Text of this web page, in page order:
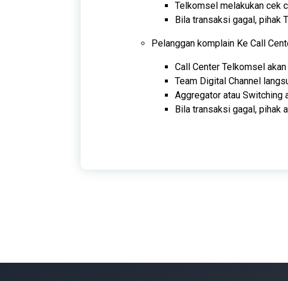
Telkomsel melakukan cek
Bila transaksi gagal, pihak
Pelanggan komplain Ke Call
Call Center Telkomsel
Team Digital Channel
Aggregator atau Switching
Bila transaksi gagal, pihak